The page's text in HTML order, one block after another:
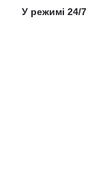
У режимі 24/7